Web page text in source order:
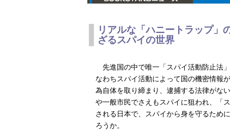
リアルな「ハニートラップ
ざるスパイの世界
先進国の中で唯一「スパイ活動防止法
なわちスパイ活動によって国の機密情報
為自体を取り締まり、逮捕する法律がな
や一般市民でさえもスパイに狙われ、「
される日本で、スパイから身を守るため
ろうか。